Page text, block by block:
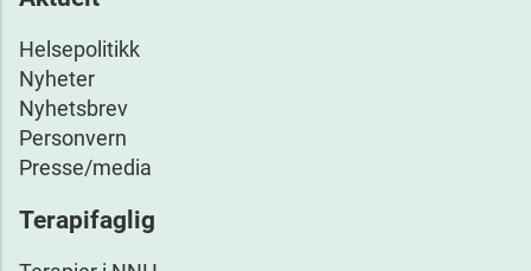
Helsepolitikk
Nyheter
Nyhetsbrev
Personvern
Presse/media
Terapifaglig